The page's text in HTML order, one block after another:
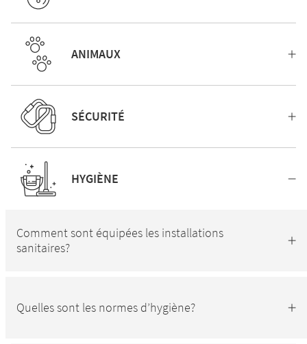
ANIMAUX
SÉCURITÉ
HYGIÈNE
Comment sont équipées les installations
sanitaires?
Quelles sont les normes d’hygiène?